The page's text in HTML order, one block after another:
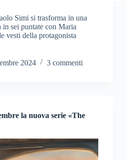
Simi si trasforma in una
sei puntate con Maria
vesti della protagonista
2024 3 commenti
la nuova serie «The